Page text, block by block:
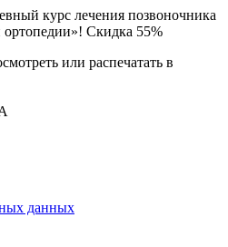
курс лечения позвоночника
ортопедии»! Скидка 55%
или распечатать в
данных